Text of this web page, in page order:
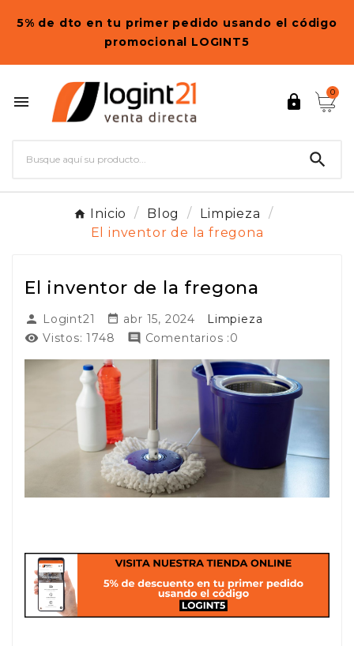
5% de dto en tu primer pedido usando el código
promocional LOGINT5
 
0

Inicio Blog
Limpieza
El inventor de la fregona
El inventor de la fregona
 Logint21  abr 15, 2024
Limpieza
 Vistos: 1748  Comentarios :0